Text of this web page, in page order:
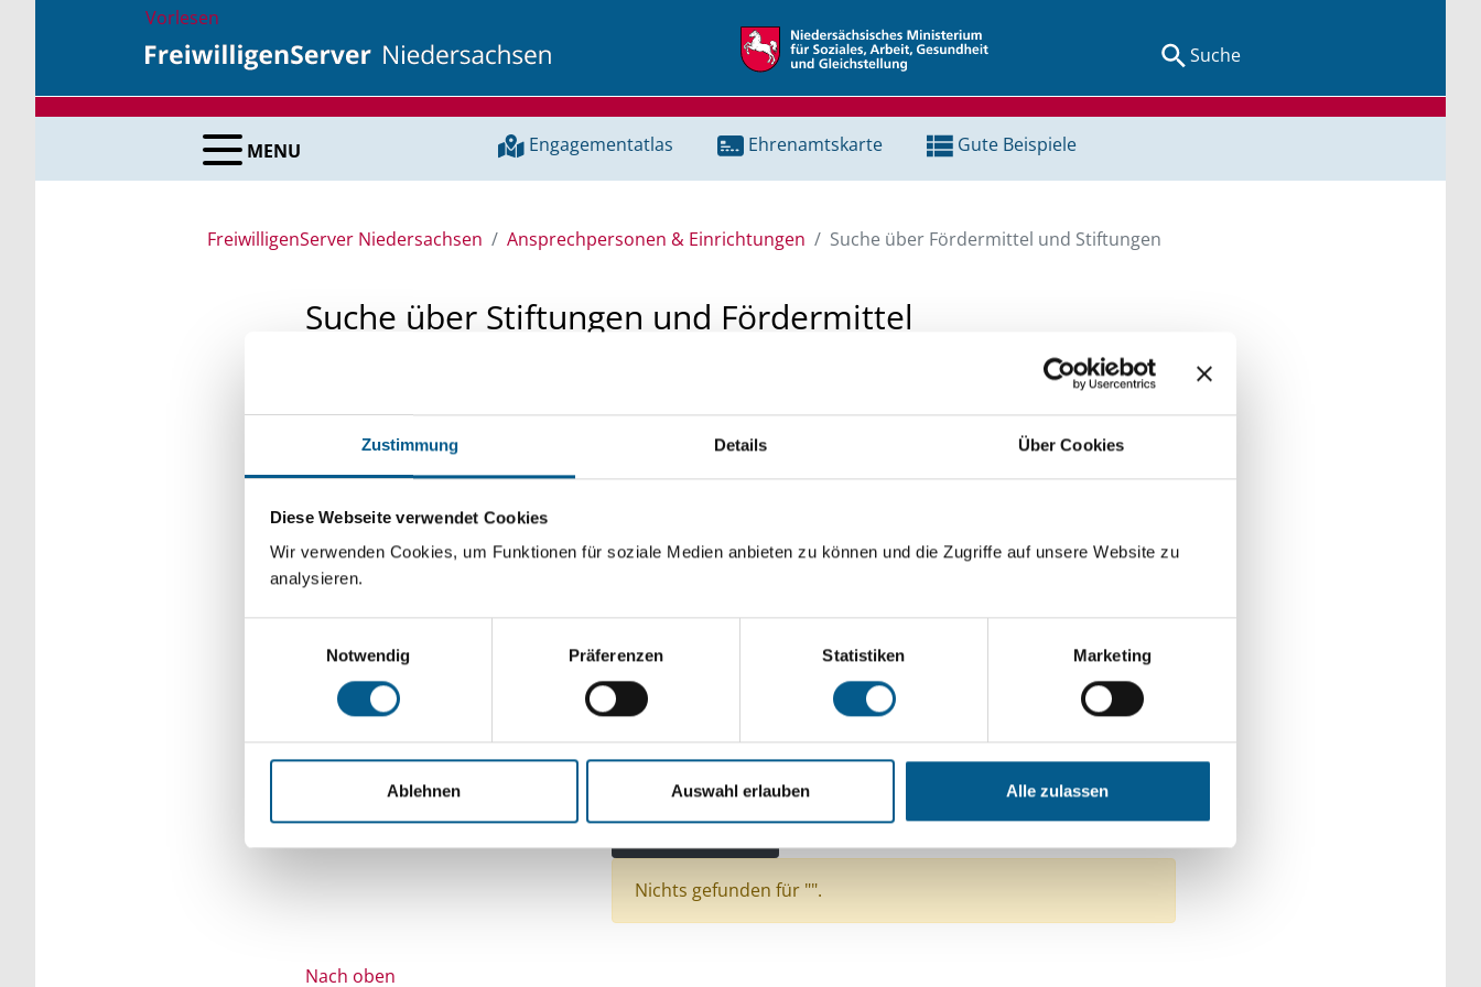
Zustimmung Details Über Cookies
Diese Webseite verwendet Cookies
Wir verwenden Cookies, um Funktionen für soziale Medien anbieten zu können und die Zugriffe auf unsere Website zu
analysieren.
Notwendig
Präferenzen Statistiken Marketing
Ablehnen Auswahl erlauben Alle zulassen
Vorlesen
Suche
MENU Engagementatlas Ehrenamtskarte Gute Beispiele
FreiwilligenServer Niedersachsen Ansprechpersonen & Einrichtungen Suche über Fördermittel und Stiftungen
Suche über Stiftungen und Fördermittel
Sie suchen finanzielle Unterstützung für ein Projekt oder ein Vorhaben? Hier können Sie direkt über
unsere Fördermitteldatenbank und Stiftungsdatenbank recherchieren. Bei der Suche bitte die Groß- und
Kleinschreibung beachten.
Bitte Suchbegriff eingeben. Ergebnisse können durch die Wahl von Bereichen oder Kategorien
verfeinert werden.
Suchen
Aktive Filter:
Themen: Menschen mit Behinderung
Themen: Kirchliche Zwecke
Themen: Sport
Stiftungstyp: Lokal tätige Stiftung
Nichts gefunden für "".
Nach oben